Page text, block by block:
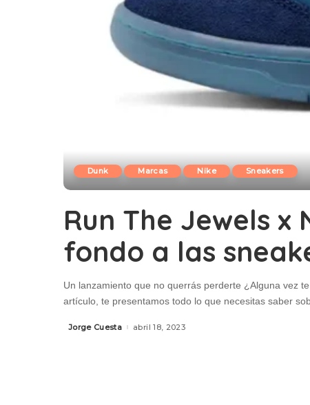
Dunk Marcas Nike Sneakers
Run The Jewels x
fondo a las
Un lanzamiento que no querrás perderte ¿Alguna vez
artículo, te presentamos todo lo que necesitas saber
Posted
Jorge Cuesta abril 18, 2023